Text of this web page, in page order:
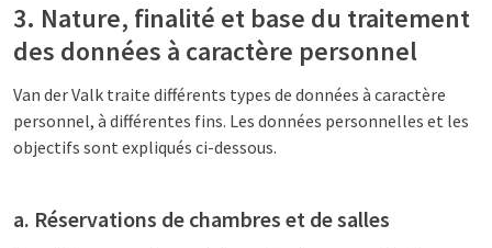
3. Nature, finalité et base du traitement
des données à caractère personnel
Van der Valk traite différents types de données à caractère
personnel, à différentes fins. Les données personnelles et les
objectifs sont expliqués ci-dessous.
a. Réservations de chambres et de salles